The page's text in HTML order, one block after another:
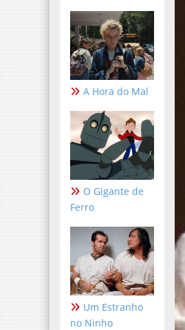
A Hora do Mal
O Gigante de
Ferro
Um Estranho
no Ninho